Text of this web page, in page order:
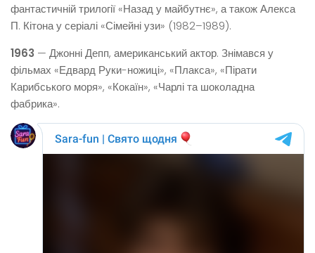
фантастичній трилогії «Назад у майбутнє», а також Алекса
П. Кітона у серіалі «Сімейні узи» (1982–1989).
1963 — Джонні Депп, американський актор. Знімався у
фільмах «Едвард Руки-ножиці», «Плакса», «Пірати
Карибського моря», «Кокаїн», «Чарлі та шоколадна
фабрика».